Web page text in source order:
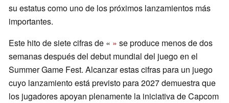
su estatus como uno de los próximos lanzamientos más
importantes.
Este hito de siete cifras de « » se produce menos de dos
semanas después del debut mundial del juego en el
Summer Game Fest. Alcanzar estas cifras para un juego
cuyo lanzamiento está previsto para 2027 demuestra que
los jugadores apoyan plenamente la iniciativa de Capcom